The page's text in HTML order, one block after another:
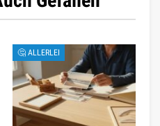
🤔 ALLERLEI